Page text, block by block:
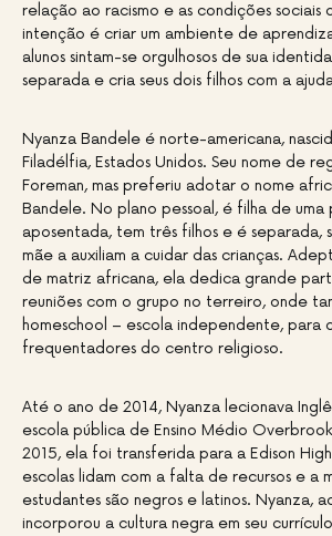
relação ao racismo e as condições sociais
intenção é criar um ambiente de
alunos sintam-se orgulhosos de sua
separada e cria seus dois filhos com a
Nyanza Bandele é norte-americana,
Filadélfia, Estados Unidos. Seu nome de
Foreman, mas preferiu adotar o nome
Bandele. No plano pessoal, é filha de uma
aposentada, tem três filhos e é separada,
mãe a auxiliam a cuidar das crianças.
de matriz africana, ela dedica grande
reuniões com o grupo no terreiro, onde
homeschool – escola independente, para
frequentadores do centro religioso.
Até o ano de 2014, Nyanza lecionava
escola pública de Ensino Médio
2015, ela foi transferida para a Edison
escolas lidam com a falta de recursos e a
estudantes são negros e latinos. Nyanza,
incorporou a cultura negra em seu